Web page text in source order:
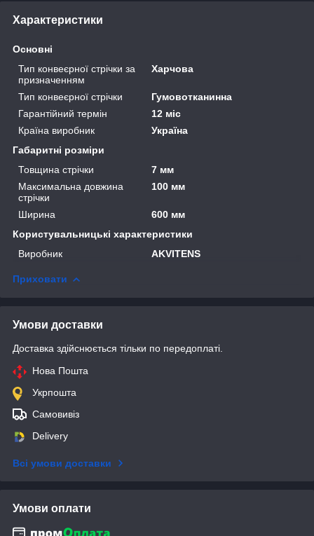
Характеристики
Основні
Тип конвеєрної стрічки за
призначенням
Харчова
Тип конвеєрної стрічки
Гумовотканинна
Гарантійний термін
12 міс
Країна виробник
Україна
Габаритні розміри
Товщина стрічки
7 мм
Максимальна довжина
стрічки
100 мм
Ширина
600 мм
Користувальницькі характеристики
Виробник
AKVITENS
Приховати
Умови доставки
Доставка здійснюється тільки по передоплаті.
Нова Пошта
Укрпошта
Самовивіз
Delivery
Всі умови доставки
Умови оплати